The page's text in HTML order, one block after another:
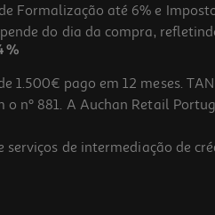
Formalização até 6% e
do dia da compra,
%
1.500€ pago em 12 meses.
nº 881. A Auchan Retail
de intermediação de